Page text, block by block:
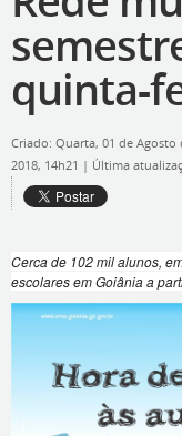
quinta-
Criado: Quarta, 01 de Agosto
2018, 14h21 | Última
Cerca de 102 mil alunos,
escolares em Goiânia a